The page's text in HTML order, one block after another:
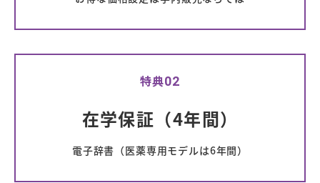
特典02
在学保証（4年間）
電子辞書（医薬専用モデルは6年間）